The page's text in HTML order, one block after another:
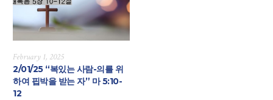
February 1, 2025
2/01/25 “복있는 사람-의를 위
하여 핍박을 받는 자” 마 5:10-
12